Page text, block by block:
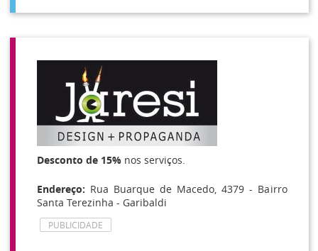
Desconto de 15%nos serviços.
Endereço: Rua Buarque de Macedo, 4379 - Bairro
Santa Terezinha - Garibaldi
PUBLICIDADE